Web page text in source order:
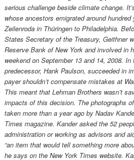
serious challenge beside climate change.
whose ancestors emigrated around
Zeilenroda in Thüringen to Philadelphia.
States Secretary of the Treasury, Geithner
Reserve Bank of New York and involved in
weekend on September 13 and 14, 2008.
predecessor, Hank Paulson, succeeded in
payer shouldn’t compensate mistakes at
This meant that Lehman Brothers wasn’t
impacts of this decision. The photographs
taken more than a year ago by Nadav
Times magazine. Kander asked the 52
administration or working as advisors and
“an item that would tell something more
he says on the New York Times website.